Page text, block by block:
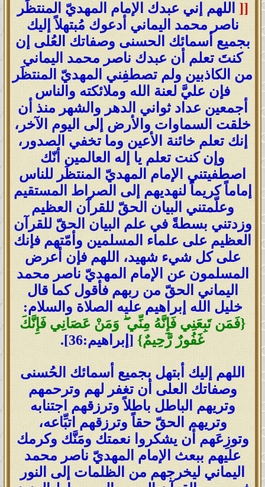
[[ اللهم إني عبدك الإمام المهديّ المنتظَر
ناصر محمد اليماني أدعوك مُبتهلاً إليك
بجميع أسمائك الحسنى وصفاتك العُلى إن
كنتَ تعلم أن عبدك ناصر محمد اليماني
من الكاذبين ولم تصطفِني المهديّ المنتظَر
فإن عليَّ لعنة الله وملائكته والناس
أجمعين عداد ثواني الدهر والشهر منذ أن
خلقت السماوات والأرض إلى اليوم الآخر،
إنك تعلم خائنة الأعين وما تخفي الصدور،
وإن كنت تعلم يا إله العالمين أنّك
اصطفيتني الإمام المهديّ المنتظَر للناس
إماماً كريماً لنهديهم إلى الصراط المستقيم
وعلّمتني البيان الحقّ للقرآن العظيم
وزدتني بسطةً في علم البيان الحقّ للقرآن
العظيم على علماء المسلمين وأمّتهم فإنك
على كل شيء شهيد، اللهم فإن أعرض
المسلمون عن الإمام المهديّ ناصر محمد
اليماني الحقّ من ربهم فأقول كما قال
خليل الله إبراهيم عليه الصلاة والسلام:
{فَمَن تَبِعَنِي فَإِنَّهُ مِنِّيۖ وَمَنْ عَصَانِي فَإِنَّكَ
غَفُورٌ رَّحِيمٌ} [إبراهيم:36].
اللهم إليك أبتهل بجميع أسمائك الحُسنى
وصفاتك العلى أن تغفر لهم وترحمهم
وتريهم الباطل باطلاً وترزقهم اجتنابه
وتريهم الحقّ حقاً وترزقهم اتبِّاعه،
وتوزِعَهم أن يشكروا نعمتك ومَنَّك وكرمك
عليهم ببعث الإمام المهديّ ناصر محمد
اليماني ليخرجهم من الظلمات إلى النور